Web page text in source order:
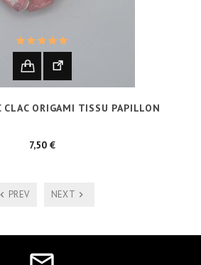
CLAC ORIGAMI TISSU PAPILLON
7,50 €Prix
PREV NEXT